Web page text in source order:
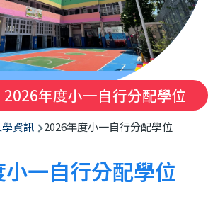
2026年度小一自行分配學位
學資訊 2026年度小一自行分配學位
一自行分配學位